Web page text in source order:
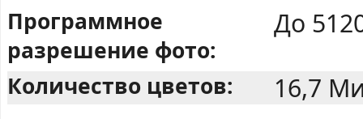
Программное
разрешение фото:
До
Количество цветов: 16,7